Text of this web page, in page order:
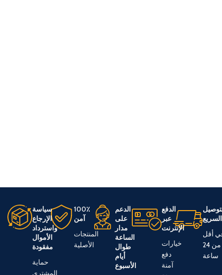
السريع
أقل
من 24
ساعة
الدفع
عبر
الإنترنت
خيارات
دفع
آمنة
الدعم
على
مدار
الساعة
طوال
أيام
الأسبوع
100٪
آمن
المنتجات
الأصلية
سياسة
الإرجاع
واسترداد
الأموال
مفقودة
حماية
المشتري